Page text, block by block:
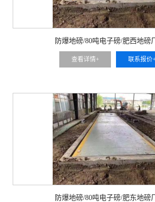
防爆地磅/80吨电子磅/肥西地磅
查看详情+ 联系报价
防爆地磅/80吨电子磅/肥东地磅